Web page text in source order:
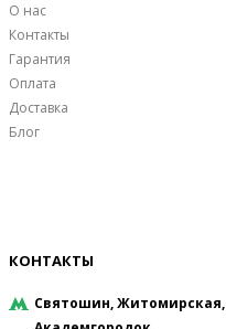
О нас
Контакты
Гарантия
Оплата
Доставка
Блог
КОНТАКТЫ
Святошин, Житомирская,